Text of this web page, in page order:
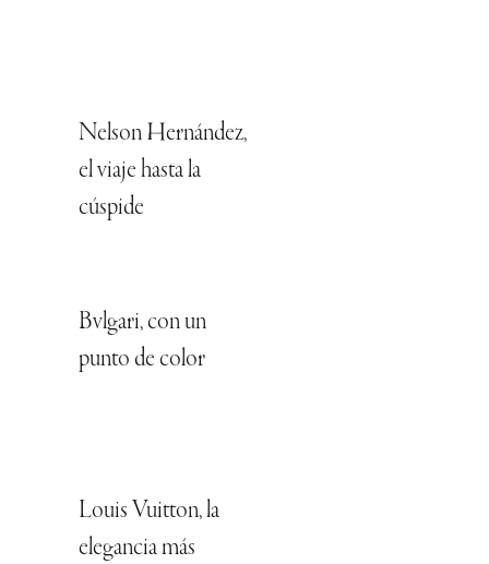
Nelson Hernández,
el viaje hasta la
cúspide
Bvlgari, con un
punto de color
Louis Vuitton, la
elegancia más